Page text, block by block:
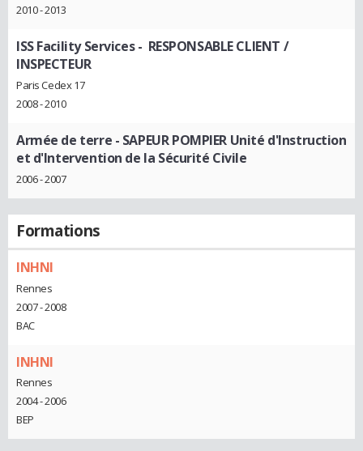
2010 - 2013
ISS Facility Services- RESPONSABLE CLIENT /
INSPECTEUR
Paris Cedex 17
2008 - 2010
Armée de terre - SAPEUR POMPIER Unité d'Instruction
et d'Intervention de la Sécurité Civile
2006 - 2007
Formations
INHNI
Rennes
2007 - 2008
BAC
INHNI
Rennes
2004 - 2006
BEP